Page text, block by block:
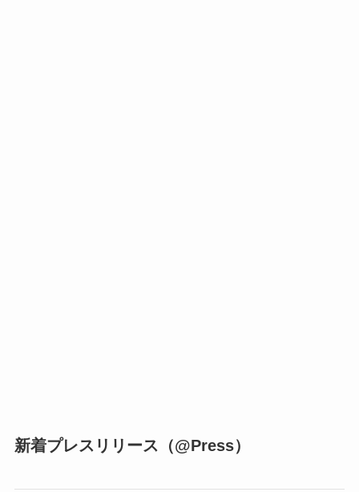
新着プレスリリース（@Press）